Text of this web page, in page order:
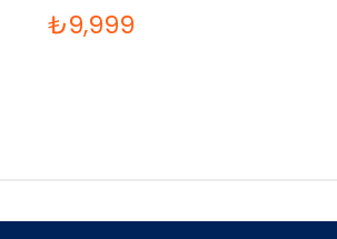
₺9,999